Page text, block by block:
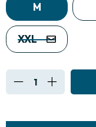
M
XXL